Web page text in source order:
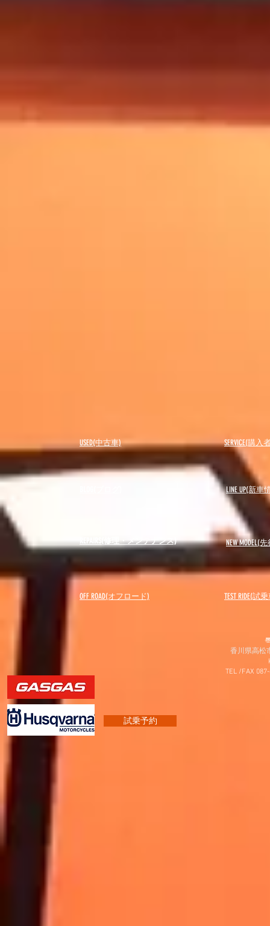
USED(中古車) SERVICE(購
LINE UP(新車
REPAIRS(修理・メンテナンス) NEW MODEL(先
OFF ROAD(オフロード) ​TEST RIDE(試
試乗予約
香川県高松
TEL /FAX